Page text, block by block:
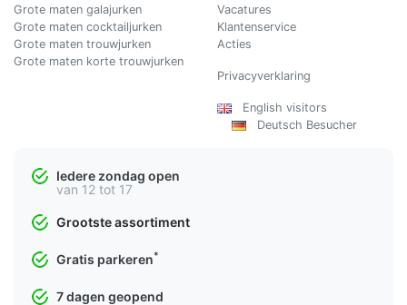
Grote maten galajurken
Grote maten cocktailjurken
Grote maten trouwjurken
Grote maten korte trouwjurken
Vacatures
Klantenservice
Acties
Privacyverklaring
English visitors
Deutsch Besucher
Iedere zondag open
van 12 tot 17
Grootste assortiment
Gratis parkeren*
7 dagen geopend